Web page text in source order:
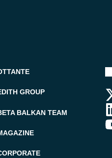
GROUP
BALKAN TEAM